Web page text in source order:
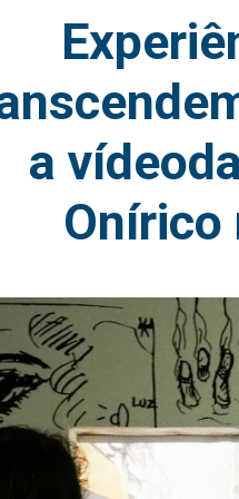
a
Onírico